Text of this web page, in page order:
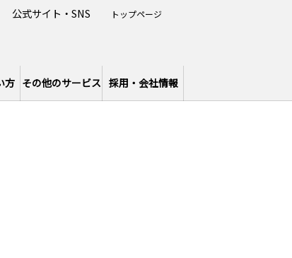
方 その他のサービス 採用・会社情報
公式サイト・SNS トップページ